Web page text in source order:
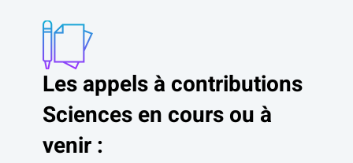
Les appels à contributions
Sciences en cours ou à
venir :